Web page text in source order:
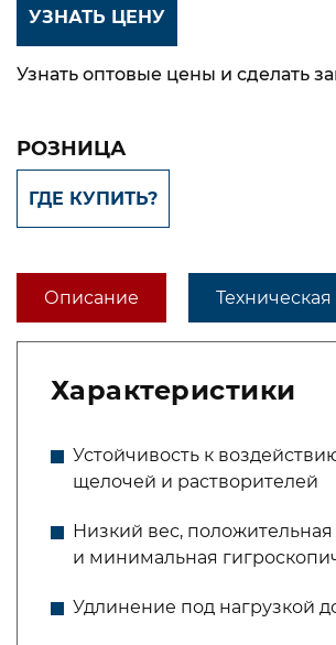
УЗНАТЬ ЦЕНУ
Узнать оптовые цены и сделать
РОЗНИЦА
ГДЕ КУПИТЬ?
Описание
Характеристики
Устойчивость к
щелочей и растворителей
Низкий вес, положительная
и минимальная
Удлинение под нагрузкой